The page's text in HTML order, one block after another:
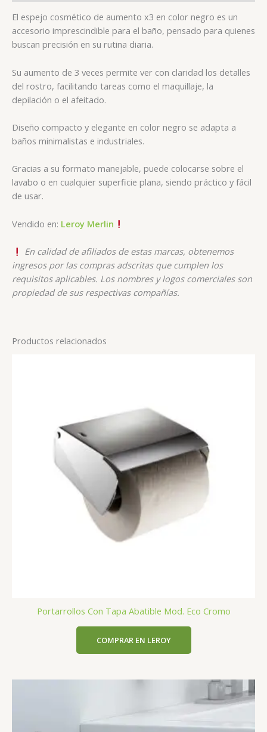
El espejo cosmético de aumento x3 en color negro es un
accesorio imprescindible para el baño, pensado para quienes
buscan precisión en su rutina diaria.
Su aumento de 3 veces permite ver con claridad los detalles
del rostro, facilitando tareas como el maquillaje, la
depilación o el afeitado.
Diseño compacto y elegante en color negro se adapta a
baños minimalistas e industriales.
Gracias a su formato manejable, puede colocarse sobre el
lavabo o en cualquier superficie plana, siendo práctico y fácil
de usar.
Vendido en: Leroy Merlin
En calidad de afiliados de estas marcas, obtenemos
ingresos por las compras adscritas que cumplen los
requisitos aplicables. Los nombres y logos comerciales son
propiedad de sus respectivas compañías.
Productos relacionados
Portarrollos Con Tapa Abatible Mod. Eco Cromo
COMPRAR EN LEROY